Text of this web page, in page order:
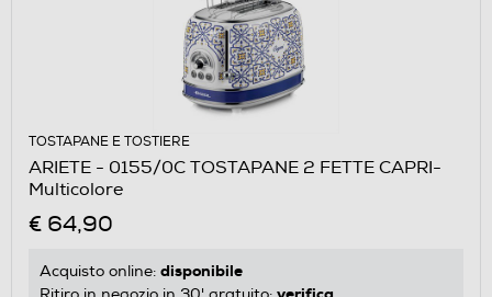
TOSTAPANE E TOSTIERE
ARIETE - 0155/0C TOSTAPANE 2 FETTE CAPRI-
Multicolore
€ 64,90
Acquisto online: disponibile